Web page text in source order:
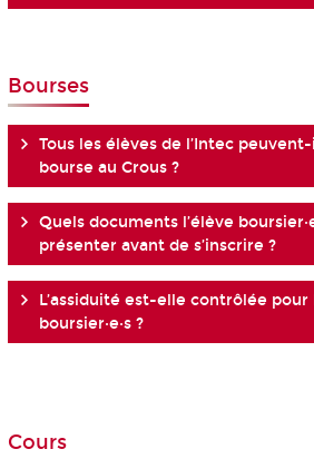
Bourses
Tous les élèves de l’Intec
bourse au Crous ?
Quels documents l’élève
présenter avant de s’inscrire ?
L’assiduité est-elle contrôlée pour
boursier·e·s ?
Cours